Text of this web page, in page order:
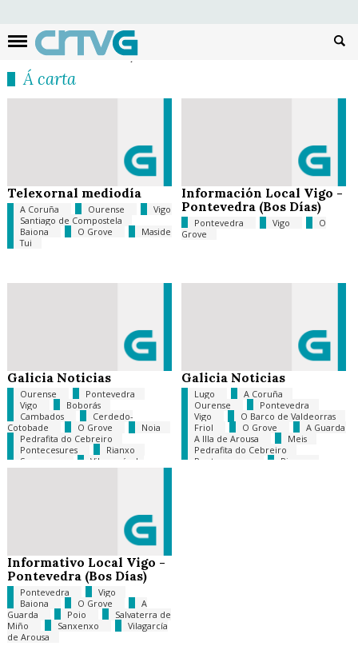
Á carta
Telexornal mediodía
A Coruña Ourense
Vigo
Santiago de Compostela
Baiona
O Grove
Maside
Tui
Información Local Vigo -
Pontevedra (Bos Días)
Pontevedra Vigo
O
Grove
Galicia Noticias
Ourense
Pontevedra
Vigo
Boborás
Cambados
Cerdedo-
Cotobade
O Grove
Noia
Pedrafita do Cebreiro
Pontecesures
Rianxo
Sanxenxo
Vilagarcía de
Galicia Noticias
Lugo
A Coruña
Ourense
Pontevedra
Vigo
O Barco de Valdeorras
Friol
O Grove
A Guarda
A Illa de Arousa
Meis
Pedrafita do Cebreiro
Pontecesures
Rianxo
Informativo Local Vigo -
Pontevedra (Bos Días)
Pontevedra
Vigo
Baiona
O Grove
A
Guarda
Poio
Salvaterra de
Miño
Sanxenxo
Vilagarcía
de Arousa